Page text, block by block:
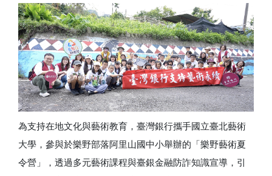
為支持在地文化與藝術教育，臺灣銀行攜手國立臺北藝術
大學，參與於樂野部落阿里山國中小舉辦的「樂野藝術夏
令營」，透過多元藝術課程與臺銀金融防詐知識宣導，引